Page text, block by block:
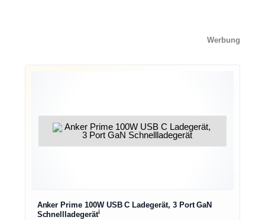
Werbung
Anker Prime 100W USB C Ladegerät, 3 Port GaN
Schnellladegerätℹ︎